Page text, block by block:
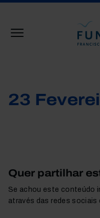
23
Quer partilhar
Se achou este conteúdo
através das redes sociais